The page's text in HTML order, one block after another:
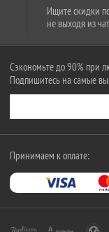
Ищите скидки
не выходя из
Сэкономьте до 90% при
Подпишитесь на самые
Принимаем к оплате: